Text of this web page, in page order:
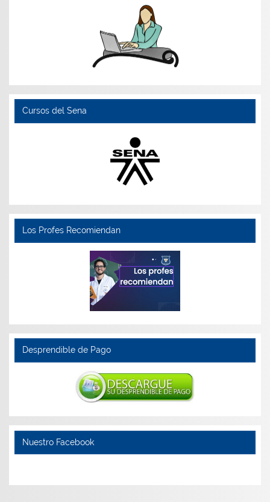
Cursos del Sena
Los Profes Recomiendan
Desprendible de Pago
Nuestro Facebook